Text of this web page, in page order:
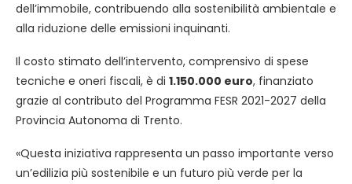
dell’immobile, contribuendo alla sostenibilità ambientale e
alla riduzione delle emissioni inquinanti.
Il costo stimato dell’intervento, comprensivo di spese
tecniche e oneri fiscali, è di 1.150.000 euro, finanziato
grazie al contributo del Programma FESR 2021-2027 della
Provincia Autonoma di Trento.
«Questa iniziativa rappresenta un passo importante verso
un’edilizia più sostenibile e un futuro più verde per la